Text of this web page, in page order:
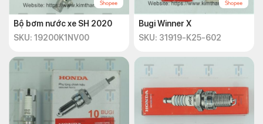
Cách tháo và lắp của cuộn lửa xe AB 2022
Chức năng chính của cuộn dây máy phát
điện AB 2022
Bộ bơm nước xe SH 2020
SKU: 19200K1NV00
Bugi Winner X
SKU: 31919-K25-602